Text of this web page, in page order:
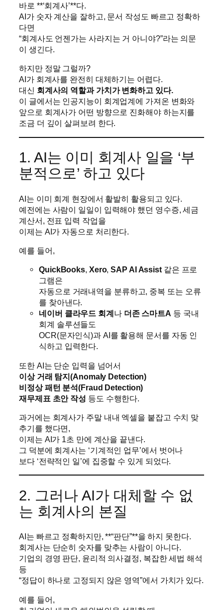
바로 **‘회계사’**다.
AI가 숫자 계산을 잘하고, 문서 작성도 빠르고 정확하
다면
“회계사도 언젠가는 사라지는 거 아니야?”라는 의문
이 생긴다.
하지만 정말 그럴까?
AI가 회계사를 완전히 대체하기는 어렵다.
대신 회계사의 역할과 가치가 변화하고 있다.
이 글에서는 인공지능이 회계업계에 가져온 변화와
앞으로 회계사가 어떤 방향으로 진화해야 하는지를
조금 더 깊이 살펴보려 한다.
1. AI는 이미 회계사 일을 ‘부
분적으로’ 하고 있다
AI는 이미 회계 현장에서 활발히 활용되고 있다.
예전에는 사람이 일일이 입력해야 했던 영수증, 세금
계산서, 전표 입력 작업을
이제는 AI가 자동으로 처리한다.
예를 들어,
QuickBooks, Xero,SAP AI Assist같은 프로
그램은
자동으로 거래내역을 분류하고, 중복 또는 오류
를 찾아낸다.
네이버 클라우드 회계 나 더존 스마트A 등 국내
회계 솔루션들도
OCR(문자인식)과 AI를 활용해 문서를 자동 인
식하고 입력한다.
또한 AI는 단순 입력을 넘어서
이상 거래 탐지(Anomaly Detection)
비정상 패턴 분석(Fraud Detection)
재무제표 초안 작성 등도 수행한다.
과거에는 회계사가 주말 내내 엑셀을 붙잡고 수치 맞
추기를 했다면,
이제는 AI가 1초 만에 계산을 끝낸다.
그 덕분에 회계사는 ‘기계적인 업무’에서 벗어나
보다 ‘전략적인 일’에 집중할 수 있게 되었다.
2. 그러나 AI가 대체할 수 없
는 회계사의 본질
AI는 빠르고 정확하지만, **“판단”**을 하지 못한다.
회계사는 단순히 숫자를 맞추는 사람이 아니다.
기업의 경영 판단, 윤리적 의사결정, 복잡한 세법 해석
등
“정답이 하나로 고정되지 않은 영역”에서 가치가 있다.
예를 들어,